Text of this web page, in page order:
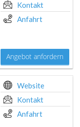
Kontakt
Anfahrt
Angebot anfordern
Website
Kontakt
Anfahrt